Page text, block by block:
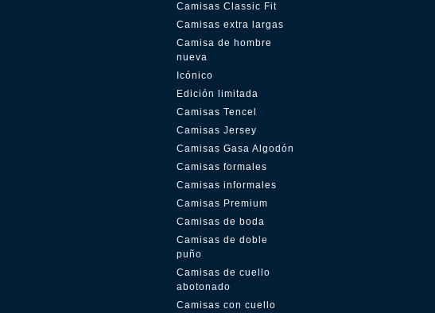
Camisas Classic Fit
Camisas extra largas
Camisa de hombre
nueva
Icónico
Edición limitada
Camisas Tencel
Camisas Jersey
Camisas Gasa Algodón
Camisas formales
Camisas informales
Camisas Premium
Camisas de boda
Camisas de doble
puño
Camisas de cuello
abotonado
Camisas con cuello